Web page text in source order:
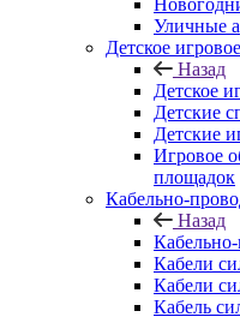
Уличные
Детское
Назад
Детское
Детские
Детские
Игровое
площадок
Кабельно-
Назад
Кабели
Кабели
Кабель